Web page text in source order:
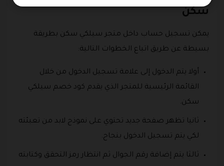
سكن
يمكن تسجيل حساب داخل متجر سيلكي سكن بطريقة
بسيطة عن طريق اتباع الخطوات التالية:
أولا يتم الدخول إلى علامة تسجيل الدخول من خلال
القائمة الرئيسية للمتجر الذي يقدم كود خصم سيلكي
سكن.
ثانيا تظهر صفحة جديد تحتوي على نموذج لابد من تعبئته
لكي يتم تسجيل الدخول بنجاح.
ثالثا يتم إضافة رقم الجوال ثم انتظار رمز التحقق وكتابته